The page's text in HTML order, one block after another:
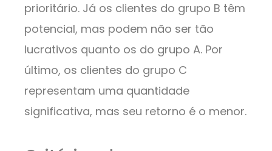
prioritário. Já os clientes do grupo B têm
potencial, mas podem não ser tão
lucrativos quanto os do grupo A. Por
último, os clientes do grupo C
representam uma quantidade
significativa, mas seu retorno é o menor.